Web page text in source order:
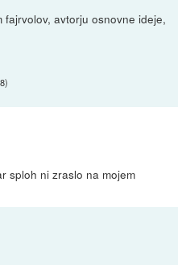
avtorju osnovne ideje,
)
sploh ni zraslo na mojem